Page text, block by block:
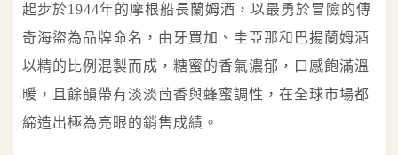
起步於1944年的摩根船長蘭姆酒，以最勇於冒險的傳
奇海盜為品牌命名，由牙買加、圭亞那和巴揚蘭姆酒
以精的比例混製而成，糖蜜的香氣濃郁，口感飽滿溫
暖，且餘韻帶有淡淡茴香與蜂蜜調性，在全球市場都
締造出極為亮眼的銷售成績。